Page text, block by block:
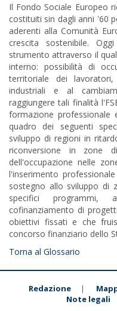
Il Fondo Sociale Europeo
costituiti sin dagli anni '60
aderenti alla Comunità
crescita sostenibile.
strumento attraverso il
interno: possibilità di
territoriale dei
industriali e al
raggiungere tali finalità
formazione professionale
quadro dei seguenti
sviluppo di regioni in
riconversione in zone
dell'occupazione nelle
l'inserimento
sostegno allo sviluppo di
specifici programmi,
cofinanziamento di
obiettivi fissati e che
concorso finanziario dello
Torna al Glossario
Redazione |
Note legali